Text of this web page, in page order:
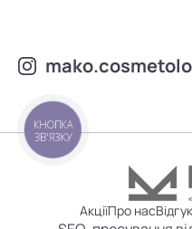
АкціїПро нас
КНОПКА
ЗВ'ЯЗКУ